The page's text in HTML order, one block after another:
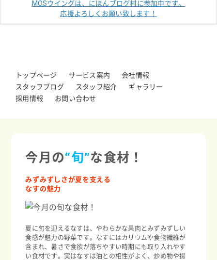
MOSウイングは、にほんブログ村に参加中です。
応援よろしくお願い致します！
トップページ サービス案内
会社情報
スタッフブログ
スタッフ紹介
ギャラリー
採用情報
お問い合わせ
今月の“旬”な食材！
みずみずしさが夏を支える
なすの魅力
夏に旬を迎えるなすは、やわらかな果肉とみずみずしい
食感が魅力の野菜です。なすにはカリウムや食物繊維が
含まれ、暑さで食欲が落ちやすい時期にも取り入れやす
い食材です。実はなすは油との相性がよく、炒め物や揚